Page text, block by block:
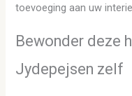
toevoeging aan uw
Bewonder deze
Jydepejsen zelf